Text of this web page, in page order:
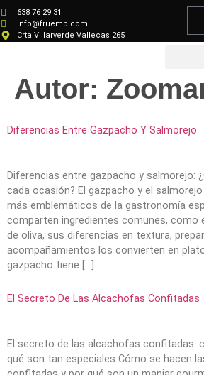
638 76 29 31
info@fruemp.com
Crta Villarverde Vallecas 265
Autor:
Diferencias Entre Gazpacho Y Salmorejo
Diferencias entre gazpacho y salmorejo:
cada ocasión? El gazpacho y el
más emblemáticos de la gastronomía
comparten ingredientes comunes, como
de oliva, sus diferencias en textura,
acompañamientos los convierten en
gazpacho tiene […]
El Secreto De Las Alcachofas Confitadas
El secreto de las alcachofas confitadas:
qué son tan especiales Cómo se hacen